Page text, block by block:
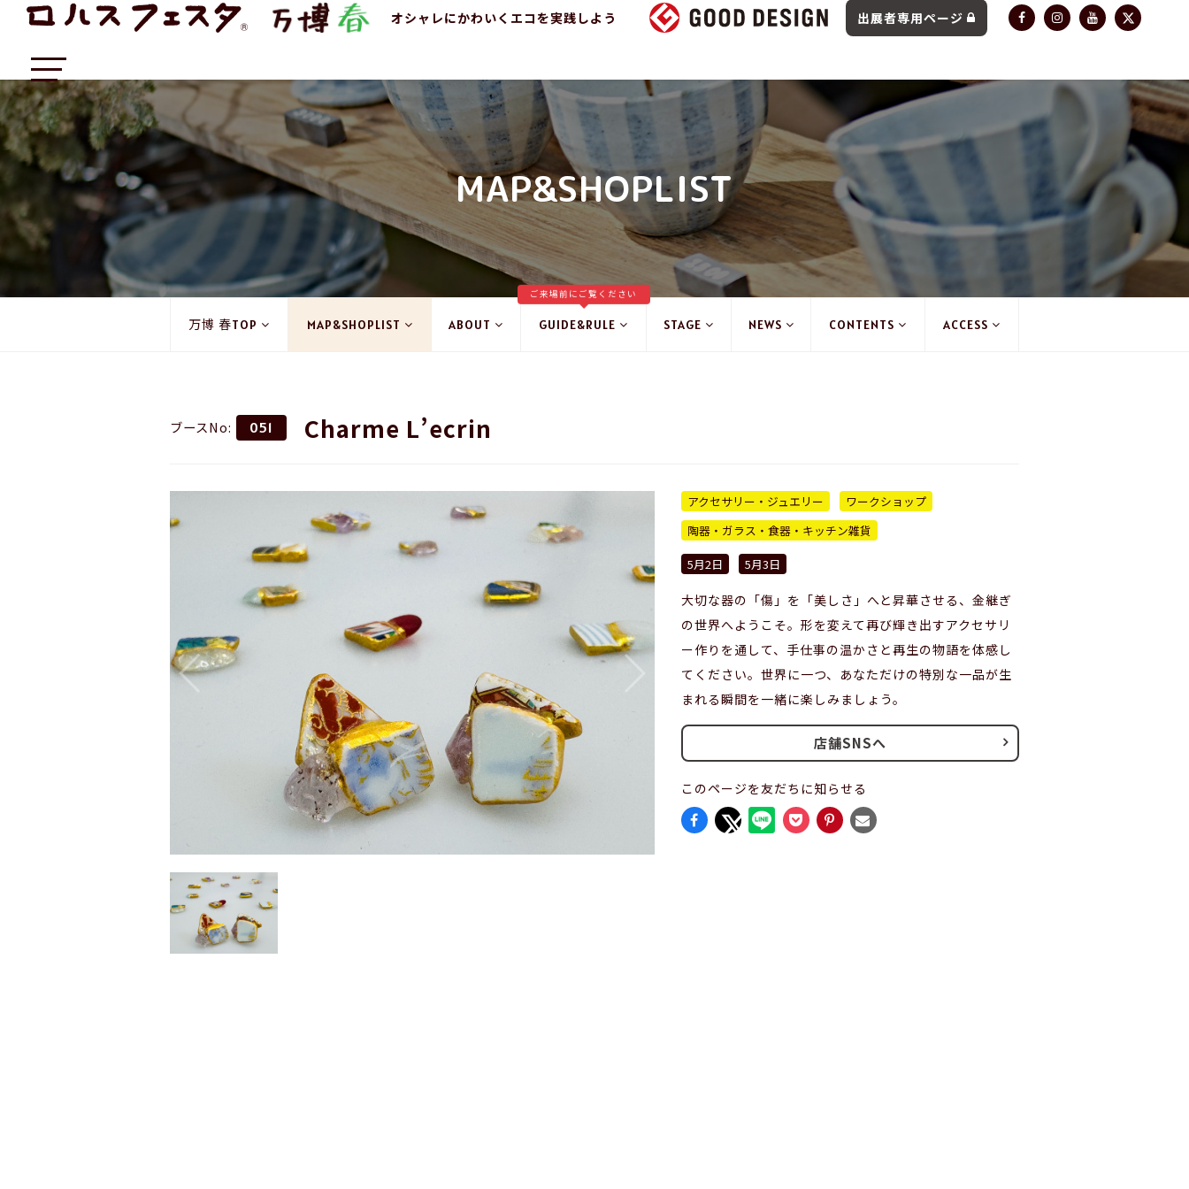
オシャレにかわいくエコを実践しよう 出展者専用ページ
MAP&SHOPLIST
万博 春TOP MAP&SHOPLIST ABOUT GUIDE&RULE
ご来場前にご覧ください
STAGE NEWS CONTENTS ACCESS
ブースNo: 051 Charme L’ecrin
アクセサリー・ジュエリー
ワークショップ
陶器・ガラス・食器・キッチン雑貨
5月2日
5月3日
大切な器の「傷」を「美しさ」へと昇華させる、金継ぎ
の世界へようこそ。形を変えて再び輝き出すアクセサリ
ー作りを通して、手仕事の温かさと再生の物語を体感し
てください。世界に一つ、あなただけの特別な一品が生
まれる瞬間を一緒に楽しみましょう。
店舗SNSへ
このページを友だちに知らせる